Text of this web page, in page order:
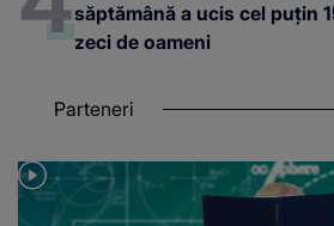
săptămână a ucis cel puțin
zeci de oameni
Parteneri